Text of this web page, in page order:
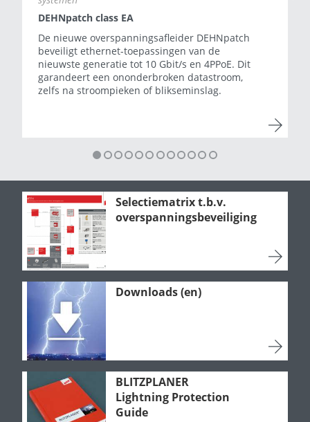
DEHNpatch class EA
De nieuwe overspannings­­­afleider DEHNpatch
beveiligt ethernet-toepassingen van de
nieuwste generatie tot 10 Gbit/s en 4PPoE. Dit
garandeert een ononderbroken datastroom,
zelfs na stroompieken of blikseminslag.
Selectiematrix t.b.v.
overspanningsbeveiliging
Downloads (en)
BLITZPLANER
Lightning Protection
Guide